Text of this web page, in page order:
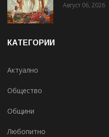
Август 06, 2026
КАТЕГОРИИ
Актуално
Общество
Общини
Любопитно